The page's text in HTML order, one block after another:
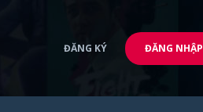
ĐĂNG KÝ ĐĂNG NHẬP